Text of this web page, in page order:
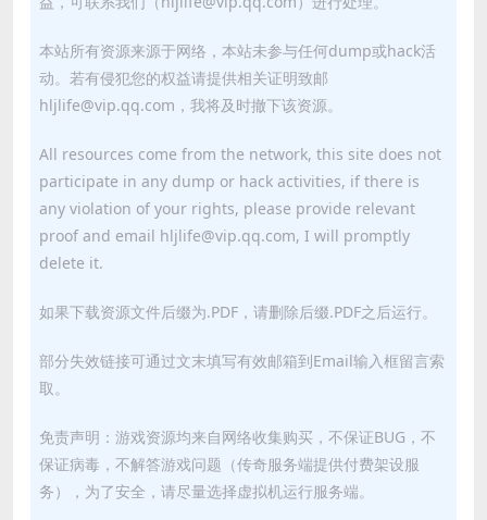
本站所有资源来源于网络，本站未参与任何dump或hack活
动。若有侵犯您的权益请提供相关证明致邮
hljlife@vip.qq.com，我将及时撤下该资源。
All resources come from the network, this site does not
participate in any dump or hack activities, if there is
any violation of your rights, please provide relevant
proof and email hljlife@vip.qq.com, I will promptly
delete it.
如果下载资源文件后缀为.PDF，请删除后缀.PDF之后运行。
部分失效链接可通过文末填写有效邮箱到Email输入框留言索
取。
免责声明：游戏资源均来自网络收集购买，不保证BUG，不
保证病毒，不解答游戏问题（传奇服务端提供付费架设服
务），为了安全，请尽量选择虚拟机运行服务端。